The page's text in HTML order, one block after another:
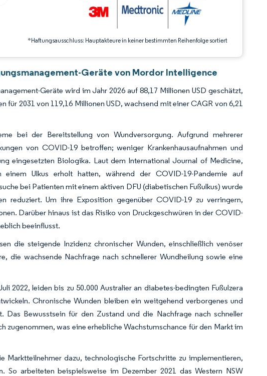
*Haftungsausschluss: Hauptakteure in keiner bestimmten Reihenfolge sortiert
Geräte von Mordor Intelligence
Geräte wird im Jahr 2026 auf 88,17 Millionen USD geschätzt,
für 2031 von 119,16 Millionen USD, wachsend mit einer CAGR von 6,21
bei der Bereitstellung von Wundversorgung. Aufgrund mehrerer
von COVID-19 betroffen; weniger Krankenhausaufnahmen und
eingesetzten Biologika. Laut dem International Journal of Medicine,
Ulkus erholt hatten, während der COVID-19-Pandemie auf
bei Patienten mit einem aktiven DFU (diabetischen Fußulkus) wurde
reduziert. Um ihre Exposition gegenüber COVID-19 zu verringern,
Darüber hinaus ist das Risiko von Druckgeschwüren in der COVID-
beeinflusst.
die steigende Inzidenz chronischer Wunden, einschließlich venöser
die wachsende Nachfrage nach schnellerer Wundheilung sowie eine
2022, leiden bis zu 50.000 Australier an diabetes-bedingten Fußulzera
Chronische Wunden bleiben ein weitgehend verborgenes und
Bewusstsein für den Zustand und die Nachfrage nach schneller
zugenommen, was eine erhebliche Wachstumschance für den Markt im
Marktteilnehmer dazu, technologische Fortschritte zu implementieren,
So arbeiteten beispielsweise im Dezember 2021 das Western NSW